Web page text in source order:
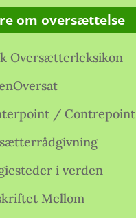
om oversættelse
Oversætterleksikon
/ Contrepoint
i verden
Mellom